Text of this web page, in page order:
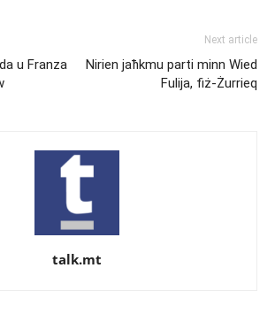
u Franza
Next article
Nirien jaħkmu parti minn Wied
Fulija, fiż-Żurrieq
talk.mt